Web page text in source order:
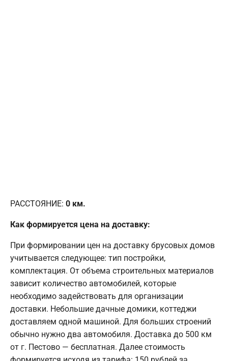
РАССТОЯНИЕ: 0 км.
Как формируется цена на доставку:
При формировании цен на доставку брусовых домов
учитывается следующее: тип постройки,
комплектация. От объема строительных материалов
зависит количество автомобилей, которые
необходимо задействовать для организации
доставки. Небольшие дачные домики, коттеджи
доставляем одной машиной. Для больших строений
обычно нужно два автомобиля. Доставка до 500 км
от г. Пестово — бесплатная. Далее стоимость